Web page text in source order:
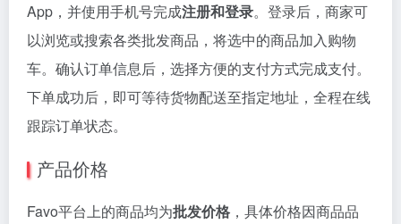
App，并使用手机号完成注册和登录。登录后，商家可
以浏览或搜索各类批发商品，将选中的商品加入购物
车。确认订单信息后，选择方便的支付方式完成支付。
下单成功后，即可等待货物配送至指定地址，全程在线
跟踪订单状态。
产品价格
Favo平台上的商品均为批发价格 ，具体价格因商品品